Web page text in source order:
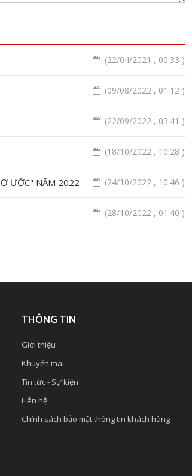
(22/04/2021 , 00:33 )
(09/08/2022 , 01:12 )
(22/09/2022 , 03:41 )
(18/10/2022 , 10:28 )
ƯỚC" NĂM 2022 (24/10/2022 , 10:46 )
(28/10/2022 , 01:40 )
THÔNG TIN
Giới thiệu
Khuyến mãi
Tin tức - Sự kiện
Liên hệ
Chính sách bảo mật thông tin khách hàng